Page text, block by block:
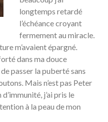
longtemps retardé
l’échéance croyant
fermement au miracle.
m’avaient épargné.
dans ma douce
passer la puberté sans
Mais n’est pas Peter
j’ai pris le
à la peau de mon